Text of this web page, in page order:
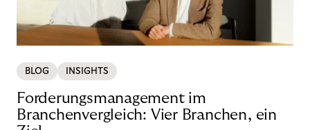
BLOG INSIGHTS
Forderungsmanagement im
Branchenvergleich: Vier Branchen, ein